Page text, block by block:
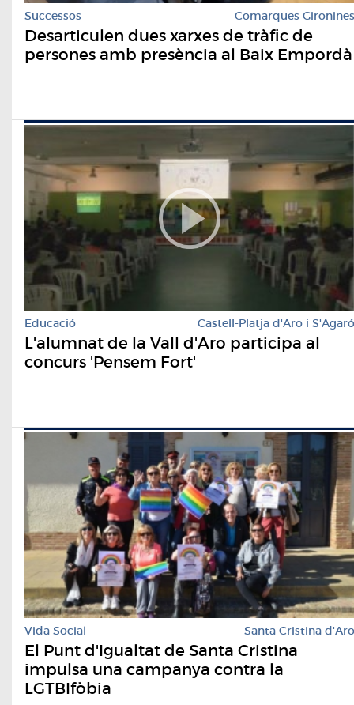
Successos Comarques Gironines
Desarticulen dues xarxes de tràfic de
persones amb presència al Baix Empordà
Educació Castell-Platja d'Aro i S'Agaró
L'alumnat de la Vall d'Aro participa al
concurs 'Pensem Fort'
Vida Social Santa Cristina d'Aro
El Punt d'Igualtat de Santa Cristina
impulsa una campanya contra la
LGTBIfòbia